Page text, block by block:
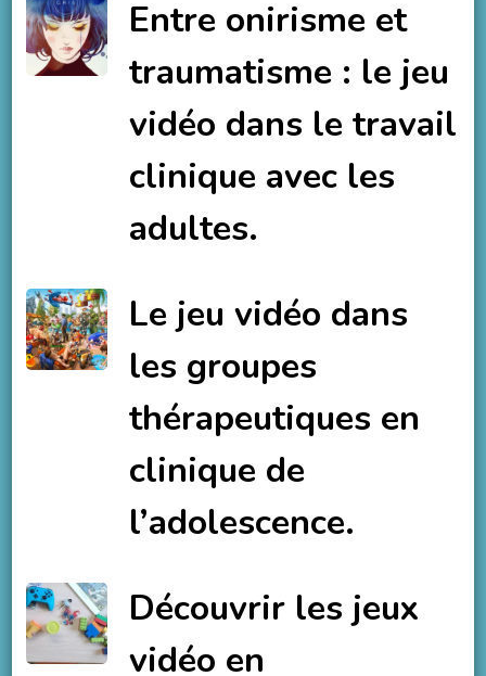
Entre onirisme et
traumatisme : le jeu
vidéo dans le travail
clinique avec les
adultes.
Le jeu vidéo dans
les groupes
thérapeutiques en
clinique de
l’adolescence.
Découvrir les jeux
vidéo en